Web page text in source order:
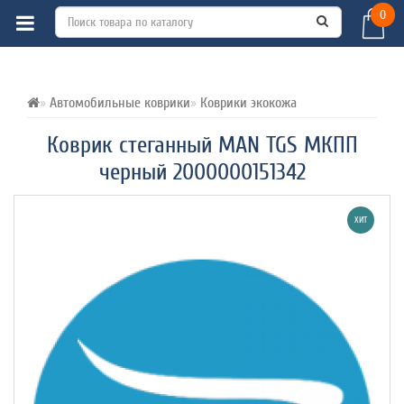
0
Автомобильные коврики Коврики экокожа
Коврик стеганный MAN TGS МКПП
черный 2000000151342
ВСЕ О ТОВАРЕ ХАРАКТЕРИСТИКИ
ХИТ